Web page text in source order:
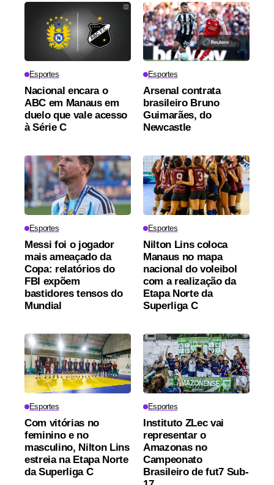
Esportes
Nacional encara o
ABC em Manaus em
duelo que vale acesso
à Série C
Esportes
Arsenal contrata
brasileiro Bruno
Guimarães, do
Newcastle
Esportes
Messi foi o jogador
mais ameaçado da
Copa: relatórios do
FBI expõem
bastidores tensos do
Mundial
Esportes
Nilton Lins coloca
Manaus no mapa
nacional do voleibol
com a realização da
Etapa Norte da
Superliga C
Esportes
Com vitórias no
feminino e no
masculino, Nilton Lins
estreia na Etapa Norte
da Superliga C
Esportes
Instituto ZLec vai
representar o
Amazonas no
Campeonato
Brasileiro de fut7 Sub-